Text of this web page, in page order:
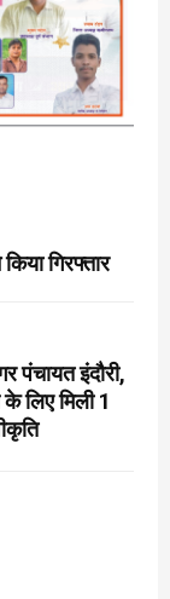
गिरफ्तार
पंचायत इंदौरी,
लिए मिली 1